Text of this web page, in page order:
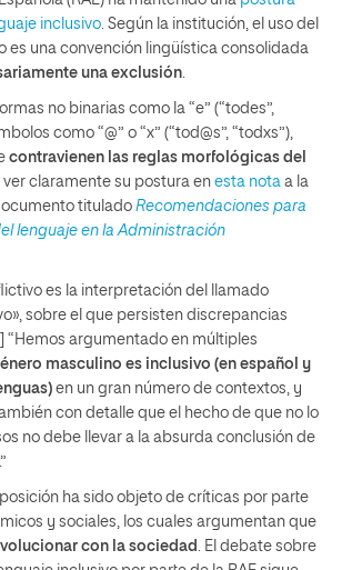
inclusivo. Según la institución, el uso del
es una convención lingüística consolidada
una exclusión.
no binarias como la “e” (“todes”,
como “@” o “x” (“tod@s”, “todxs”),
contravienen las reglas morfológicas del
ver claramente su postura en esta nota a la
titulado Recomendaciones para
lenguaje en la Administración
es la interpretación del llamado
sobre el que persisten discrepancias
“Hemos argumentado en múltiples
masculino es inclusivo (en español y
en un gran número de contextos, y
con detalle que el hecho de que no lo
no debe llevar a la absurda conclusión de
ha sido objeto de críticas por parte
y sociales, los cuales argumentan que
con la sociedad . El debate sobre